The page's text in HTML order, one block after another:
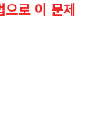
으로 이 문제